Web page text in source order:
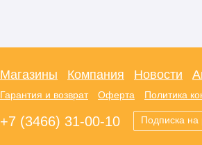
Магазины Компания Новости
Гарантия и возврат Оферта Политика
+7 (3466) 31-00-10 Подписка на